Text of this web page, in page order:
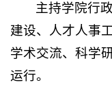
主持学院行
建设、人才人事
学术交流、科学
运行。